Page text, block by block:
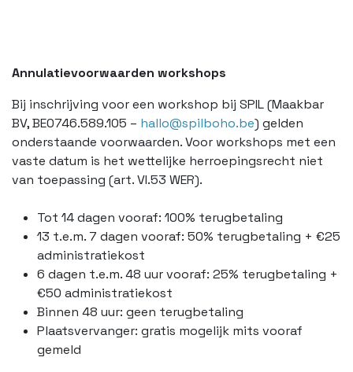
Annulatievoorwaarden workshops
Bij inschrijving voor een workshop bij SPIL (Maakbar
BV, BE0746.589.105 – hallo@spilboho.be) gelden
onderstaande voorwaarden. Voor workshops met een
vaste datum is het wettelijke herroepingsrecht niet
van toepassing (art. VI.53 WER).
Tot 14 dagen vooraf: 100% terugbetaling
13 t.e.m. 7 dagen vooraf: 50% terugbetaling + €25
administratiekost
6 dagen t.e.m. 48 uur vooraf: 25% terugbetaling +
€50 administratiekost
Binnen 48 uur: geen terugbetaling
Plaatsvervanger: gratis mogelijk mits vooraf
gemeld